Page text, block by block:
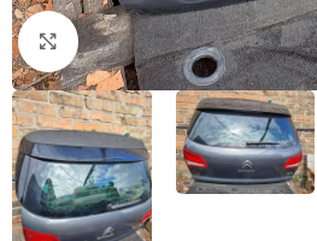
Натисніть, щоб збільшити